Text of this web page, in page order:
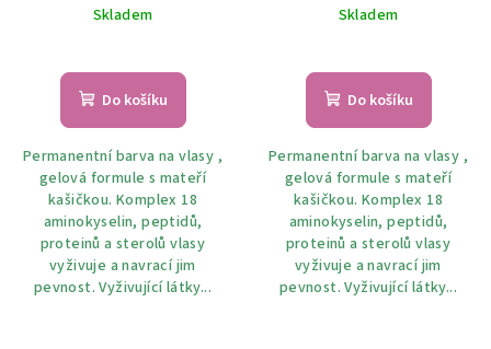
Skladem
Do košíku
Permanentní barva na vlasy ,
gelová formule s mateří
kašičkou. Komplex 18
aminokyselin, peptidů,
proteinů a sterolů vlasy
vyživuje a navrací jim
pevnost. Vyživující látky...
Skladem
Do košíku
Permanentní barva na vlasy ,
gelová formule s mateří
kašičkou. Komplex 18
aminokyselin, peptidů,
proteinů a sterolů vlasy
vyživuje a navrací jim
pevnost. Vyživující látky...